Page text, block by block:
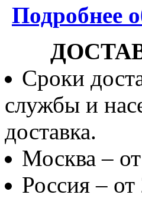
Подробнее
Сроки
службы и
доставка.
Москва –
Россия –